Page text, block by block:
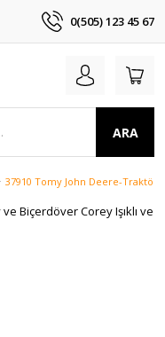
0(505) 123 45 67
ARA
37910 Tomy John Deere-Traktör